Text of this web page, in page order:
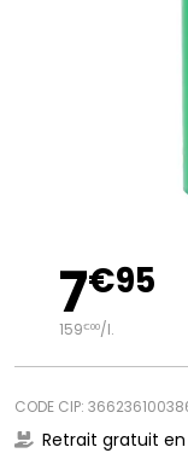
7€95
159€00/l.
CODE CIP:
Retrait gratuit